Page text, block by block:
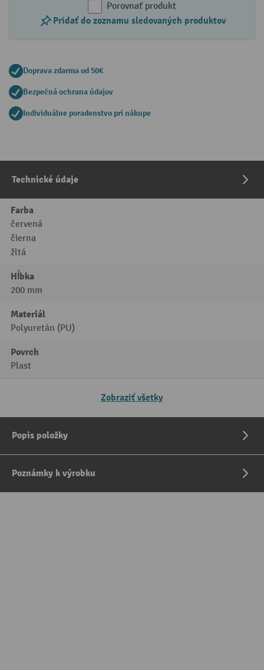
Porovnať produkt
Pridať do zoznamu sledovaných produktov
Doprava zdarma od 50€
Bezpečná ochrana údajov
Individuálne poradenstvo pri nákupe
Technické údaje
Farba
červená
čierna
žltá
Hĺbka
200 mm
Materiál
Polyuretán (PU)
Povrch
Plast
Zobraziť všetky
Popis položky
Poznámky k výrobku